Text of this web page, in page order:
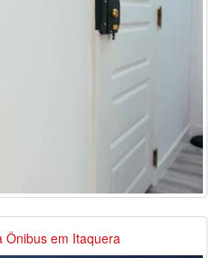
Ônibus em Itaquera